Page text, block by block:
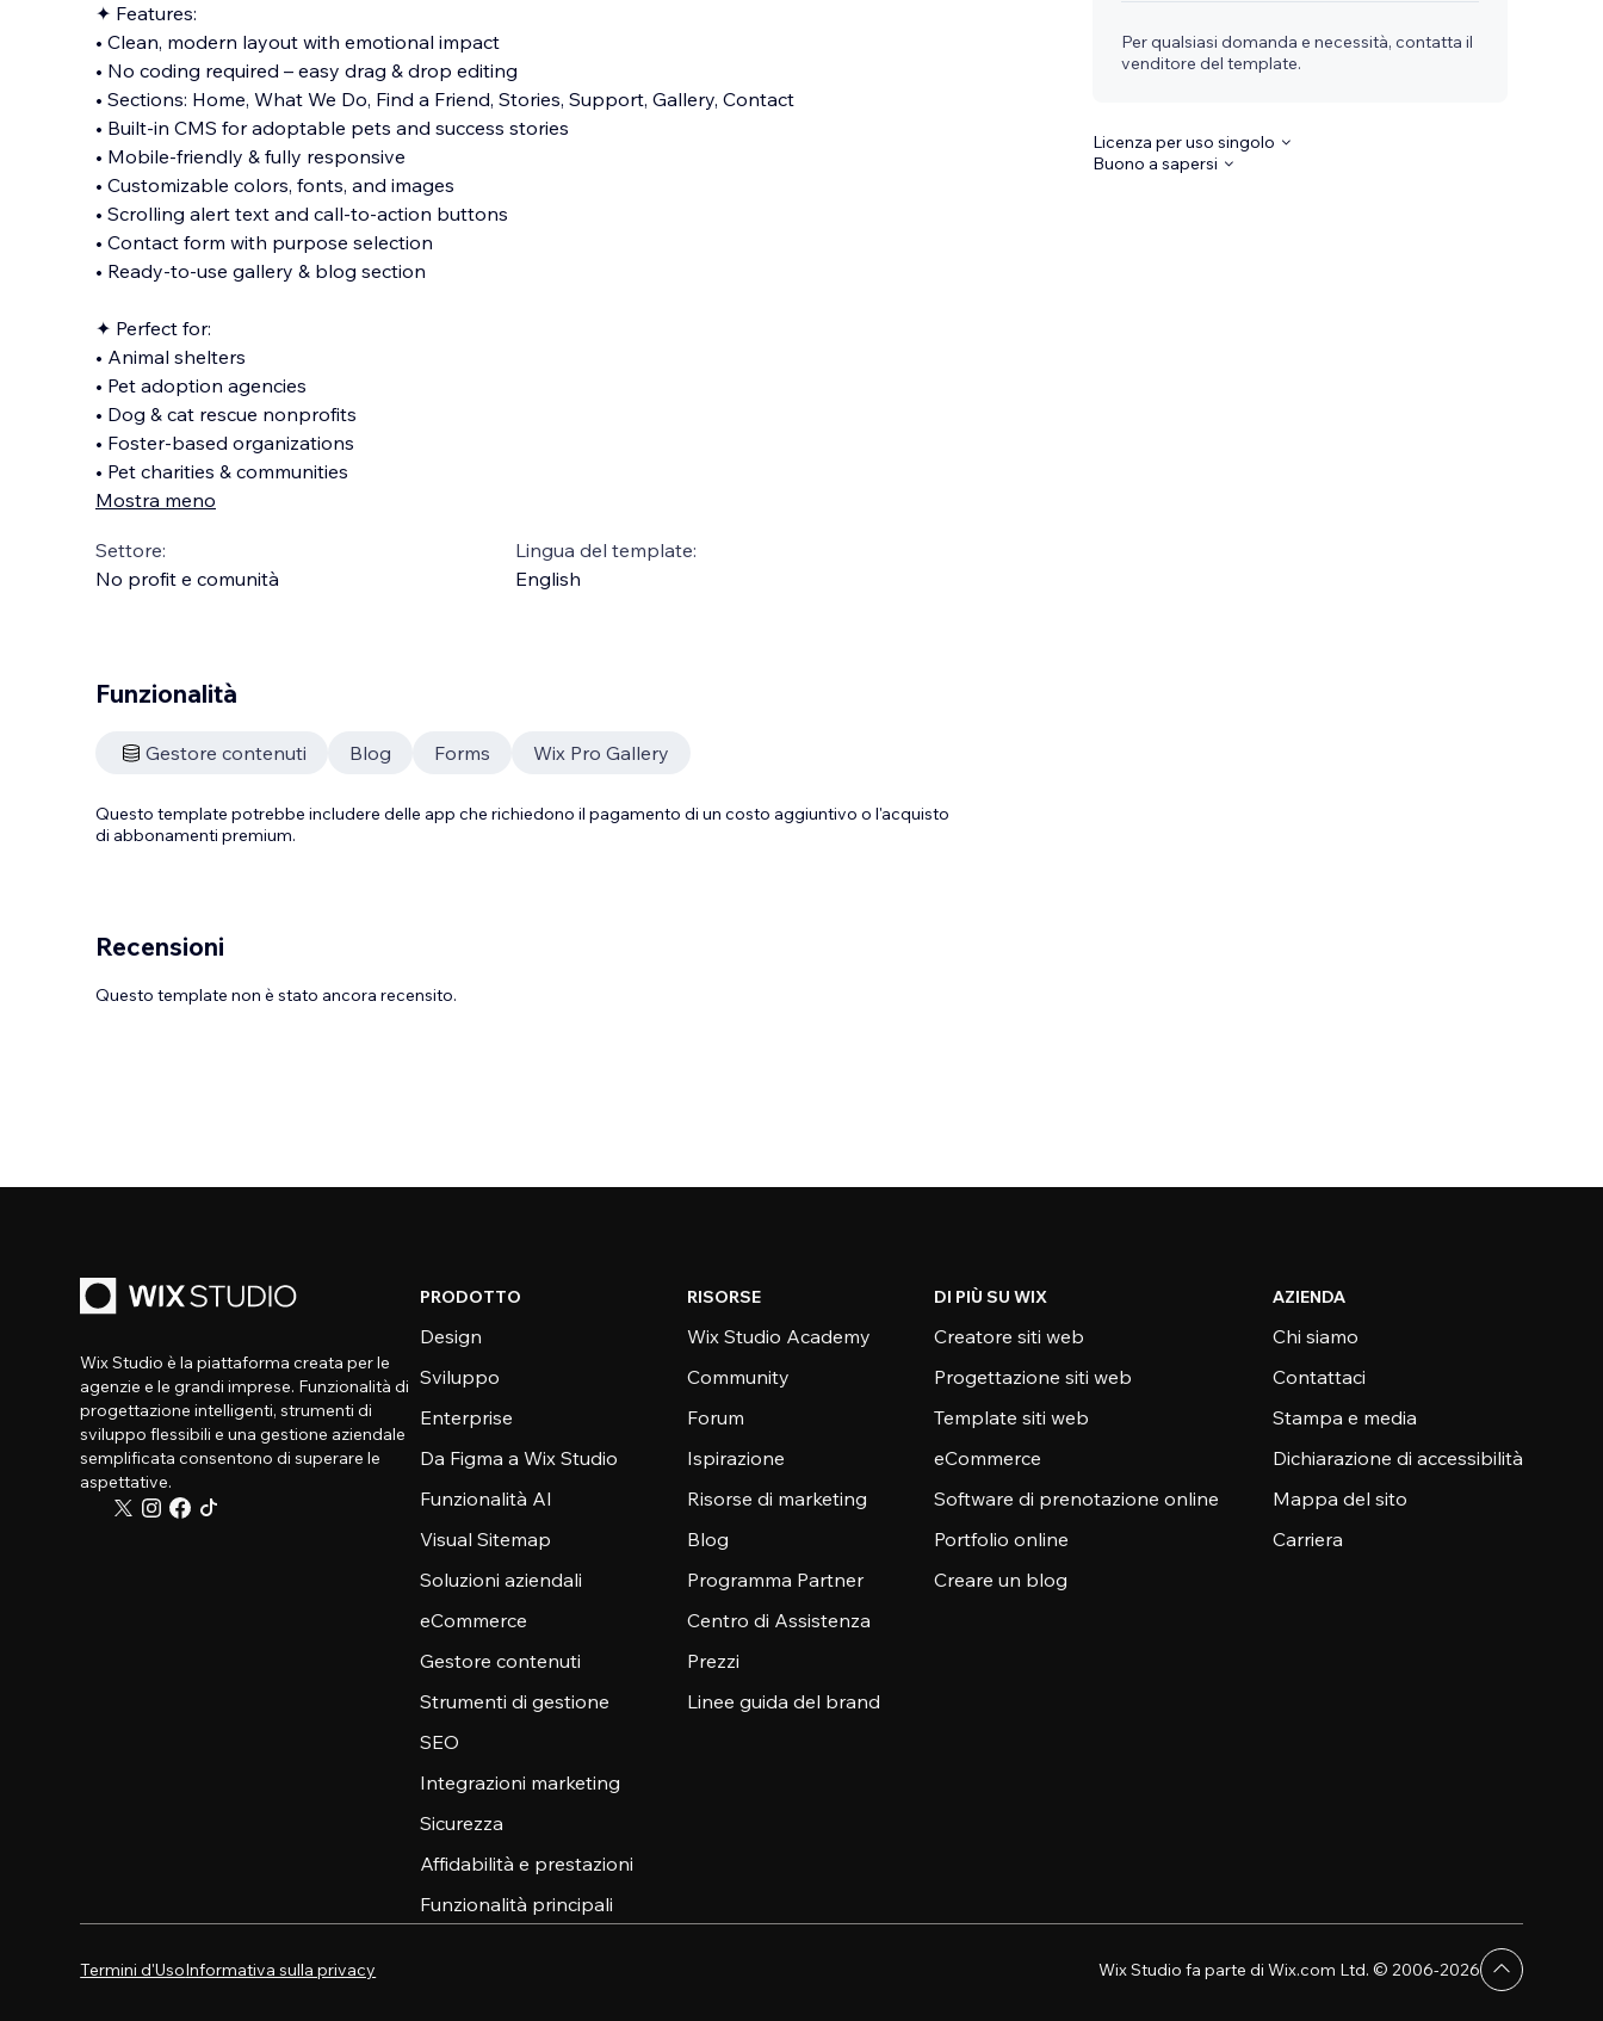
✦ Features:
• Clean, modern layout with emotional impact
• No coding required – easy drag & drop editing
• Sections: Home, What We Do, Find a Friend, Stories, Support, Gallery, Contact
• Built-in CMS for adoptable pets and success stories
• Mobile-friendly & fully responsive
• Customizable colors, fonts, and images
• Scrolling alert text and call-to-action buttons
• Contact form with purpose selection
• Ready-to-use gallery & blog section
✦ Perfect for:
• Animal shelters
• Pet adoption agencies
• Dog & cat rescue nonprofits
• Foster-based organizations
• Pet charities & communities
Mostra meno
Settore:
No profit e comunità
Lingua del template:
English
Per qualsiasi domanda e necessità, contatta il
venditore del template.
Licenza per uso singolo
Buono a sapersi
Funzionalità
Gestore contenuti Blog Forms Wix Pro Gallery
Questo template potrebbe includere delle app che richiedono il pagamento di un costo aggiuntivo o l'acquisto
di abbonamenti premium.
Recensioni
Questo template non è stato ancora recensito.
Wix Studio è la piattaforma creata per le
agenzie e le grandi imprese. Funzionalità di
progettazione intelligenti, strumenti di
sviluppo flessibili e una gestione aziendale
semplificata consentono di superare le
aspettative.
PRODOTTO
Design
Sviluppo
Enterprise
Da Figma a Wix Studio
Funzionalità AI
Visual Sitemap
Soluzioni aziendali
eCommerce
Gestore contenuti
Strumenti di gestione
SEO
Integrazioni marketing
Sicurezza
Affidabilità e prestazioni
Funzionalità principali
RISORSE
Wix Studio Academy
Community
Forum
Ispirazione
Risorse di marketing
Blog
Programma Partner
Centro di Assistenza
Prezzi
Linee guida del brand
DI PIÙ SU WIX
Creatore siti web
Progettazione siti web
Template siti web
eCommerce
Software di prenotazione online
Portfolio online
Creare un blog
AZIENDA
Chi siamo
Contattaci
Stampa e media
Dichiarazione di accessibilità
Mappa del sito
Carriera
Termini d'UsoInformativa sulla privacy Wix Studio fa parte di Wix.com Ltd. © 2006-2026